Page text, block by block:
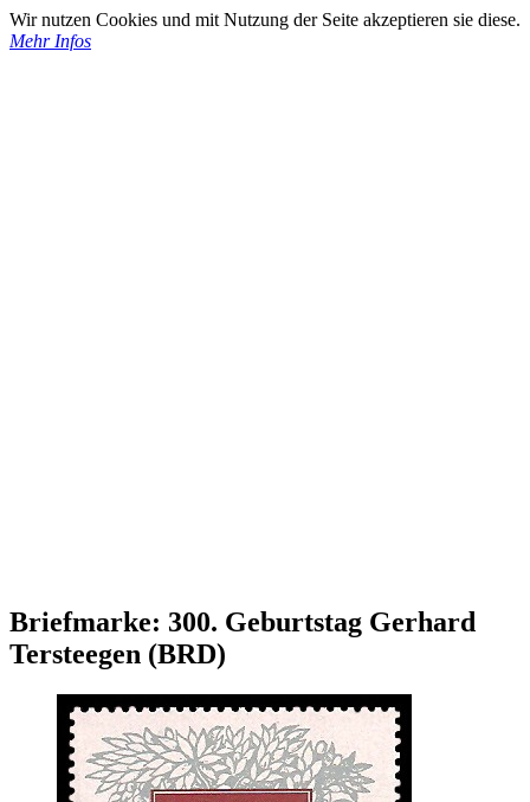
Wir nutzen Cookies und mit Nutzung der Seite akzeptieren sie diese.
Mehr Infos
Briefmarke: 300. Geburtstag Gerhard
Tersteegen (BRD)